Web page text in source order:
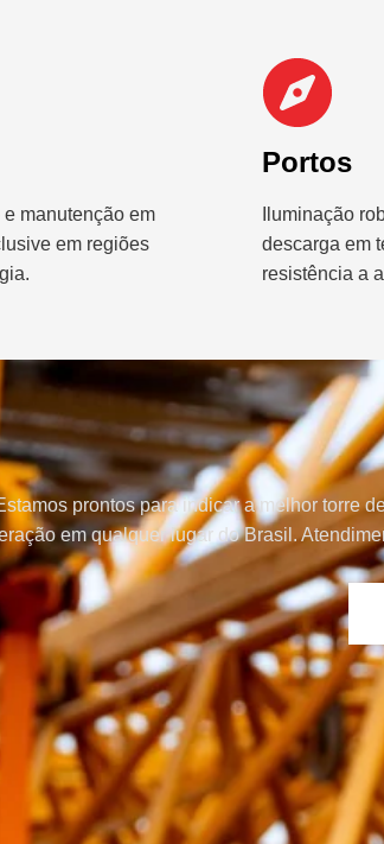
manutenção em
em regiões
Portos
Iluminação
descarga em
resistência a
prontos para indicar a melhor torre
em qualquer lugar do Brasil.